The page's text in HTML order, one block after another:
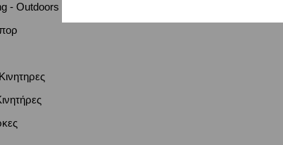
- Outdoors